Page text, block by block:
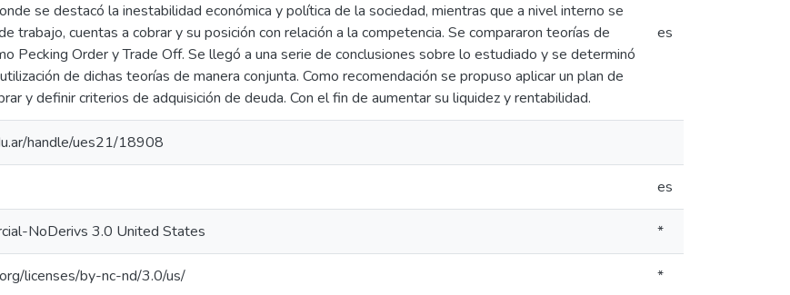
se destacó la inestabilidad económica y política de la sociedad, mientras que a nivel interno se
trabajo, cuentas a cobrar y su posición con relación a la competencia. Se compararon teorías de
Pecking Order y Trade Off. Se llegó a una serie de conclusiones sobre lo estudiado y se determinó
de dichas teorías de manera conjunta. Como recomendación se propuso aplicar un plan de
y definir criterios de adquisición de deuda. Con el fin de aumentar su liquidez y rentabilidad.
es
handle/ues21/18908
es
NoDerivs 3.0 United States *
licenses/by-nc-nd/3.0/us/ *